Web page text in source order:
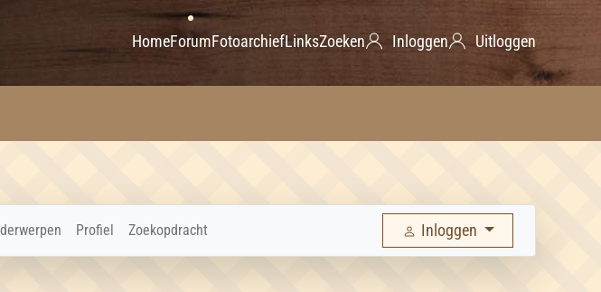
HomeForumFotoarchiefLinksZoeken Inloggen Uitloggen
Profiel Zoekopdracht Inloggen